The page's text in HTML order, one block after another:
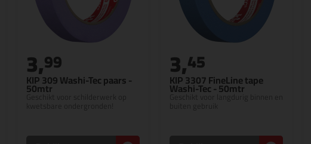
KIP 309 Washi-Tec paars -
50mtr
Geschikt voor schilderwerk op
3,99
KIP 3307 FineLine tape
Washi-Tec - 50mtr
Geschikt voor langdurig binnen en
3,45